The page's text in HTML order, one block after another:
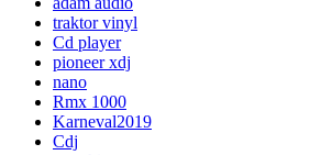
traktor vinyl
Cd player
pioneer xdj
nano
Rmx 1000
Karneval2019
Cdj